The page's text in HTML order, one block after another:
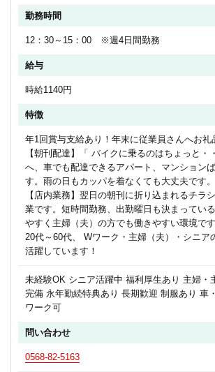
勤務時間
12：30～15：00 ※週4日間勤務
給与
時給1140円
特徴
年1回賞与支給あり！年末に従業員さんへお礼
【朝刊配達】「 バイクに乗るのはちょっと・
へ、車でも配達できるアパート、マンション
す。雨の日もカッパを着なくても大丈夫です。
【店内業務】翌日の朝刊に折り込まれるチラ
業です。短時間勤務、出勤曜日も決まってい
やすく主婦（夫）の方でも働きやすい環境です
20代～60代、 Wワーク・主婦（夫）・シニア
活躍しています！
未経験OK シニア活躍中 福利厚生あり 主婦・
完備 永年勤続特典あり 長期歓迎 制服あり 車
ワーク可
問い合わせ
0568-82-5163